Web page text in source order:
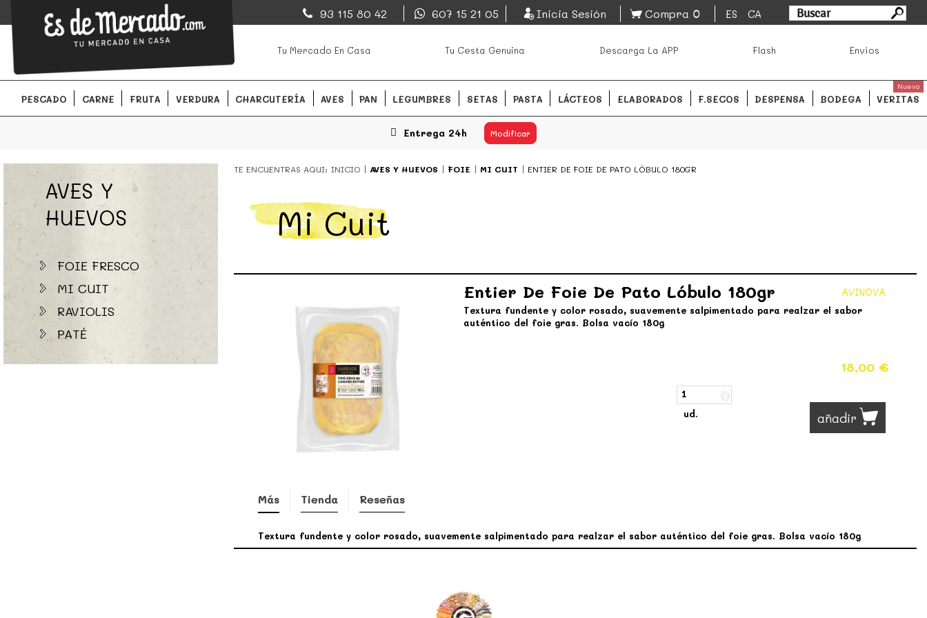
EsDeMercado.com
EsDeMercado.comte lleva a casa los mejores productos de los mejores mercados de
Barcelona y de productores locales.
EsDeMercado.com
Barcelona y de productores locales.
93 115 80 42 607 15 21 05 Inicia Sesión Compra 0 ES CA
Tu Mercado En Casa Tu Cesta Genuina Descarga La APP Flash Envíos
PESCADO CARNE FRUTA VERDURA CHARCUTERÍA AVES PAN LEGUMBRES SETAS PASTA LÁCTEOS ELABORADOS F.SECOS DESPENSA BODEGA VERITAS
Nuevo
Entrega 24h Modificar
AVES Y
HUEVOS
FOIE FRESCO
MI CUIT
RAVIOLIS
PATÉ
TE ENCUENTRAS AQUI: INICIO AVES Y HUEVOS FOIE MI CUIT ENTIER DE FOIE DE PATO LÓBULO 180GR
Mi Cuit
AVINOVA
Entier De Foie De Pato Lóbulo 180gr
Textura fundente y color rosado, suavemente salpimentado para realzar el sabor
auténtico del foie gras. Bolsa vacío 180g
18,00 €
ud. añadir
Más Tienda Reseñas
Textura fundente y color rosado, suavemente salpimentado para realzar el sabor auténtico del foie gras. Bolsa vacío 180g